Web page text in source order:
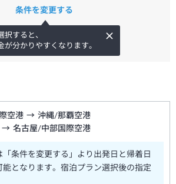
条件を変更する
択すると、
が分かりやすくなります。
空港 → 沖縄/那覇空港
→ 名古屋/中部国際空港
条件を変更する」より出発日と帰着日
能となります。宿泊プラン選択後の指定